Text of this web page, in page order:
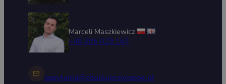
Marceli Maszkiewicz
+48 696 029 167
zapytania@zbudujprzyczepe.pl